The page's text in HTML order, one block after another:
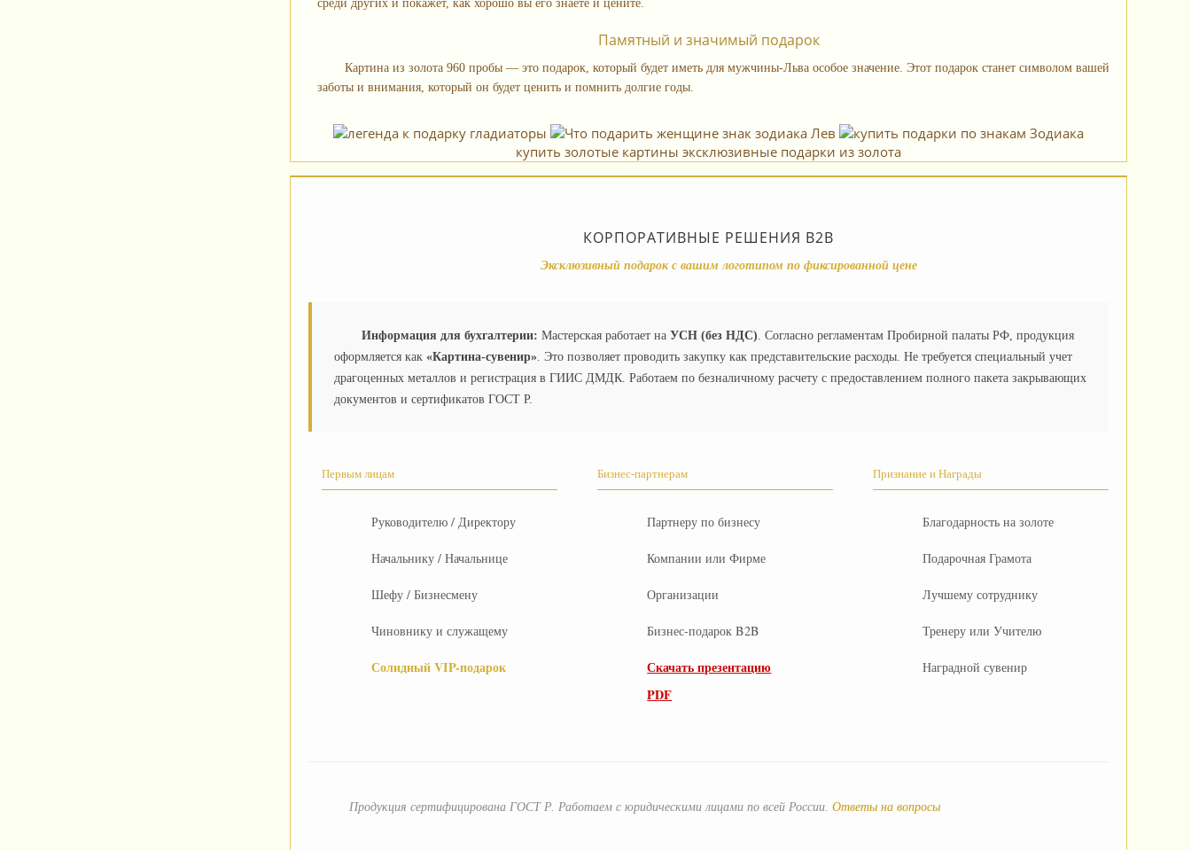
среди других и покажет, как хорошо вы его знаете и цените.
Памятный и значимый подарок
Картина из золота 960 пробы — это подарок, который будет иметь для мужчины-Льва особое значение. Этот подарок станет символом вашей
заботы и внимания, который он будет ценить и помнить долгие годы.
купить золотые картины эксклюзивные подарки из золота
КОРПОРАТИВНЫЕ РЕШЕНИЯ B2B
Эксклюзивный подарок с вашим логотипом по фиксированной цене
Информация для бухгалтерии: Мастерская работает наУСН (без НДС) . Согласно регламентам Пробирной палаты РФ, продукция
оформляется как «Картина-сувенир» . Это позволяет проводить закупку как представительские расходы. Не требуется специальный учет
драгоценных металлов и регистрация в ГИИС ДМДК. Работаем по безналичному расчету с предоставлением полного пакета закрывающих
документов и сертификатов ГОСТ Р.
Первым лицам
Руководителю / Директору
Начальнику / Начальнице
Шефу / Бизнесмену
Чиновнику и служащему
Солидный VIP-подарок
Бизнес-партнерам
Партнеру по бизнесу
Компании или Фирме
Организации
Бизнес-подарок B2B
Скачать презентацию
PDF
Признание и Награды
Благодарность на золоте
Подарочная Грамота
Лучшему сотруднику
Тренеру или Учителю
Наградной сувенир
Продукция сертифицирована ГОСТ Р. Работаем с юридическими лицами по всей России. Ответы на вопросы